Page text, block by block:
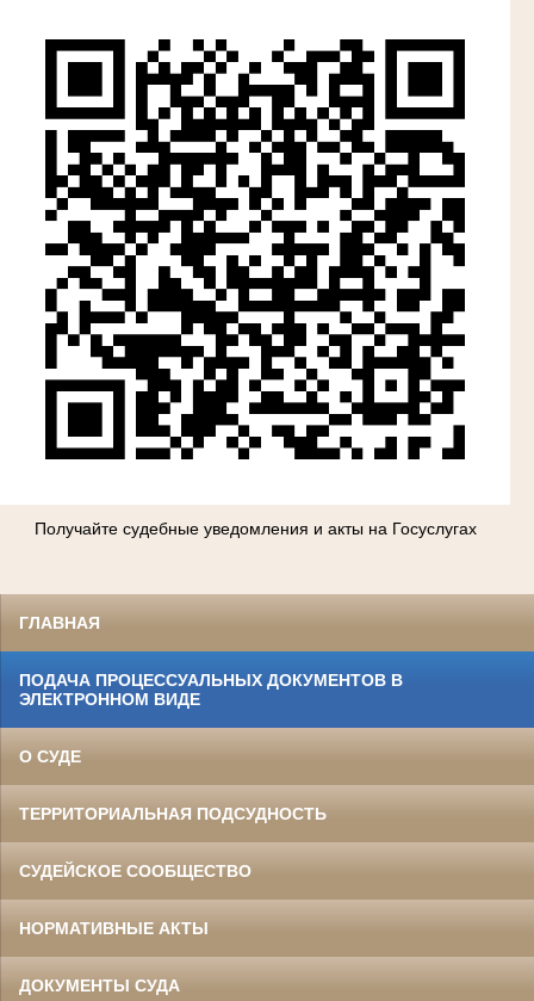
Получайте судебные уведомления и акты на Госуслугах
ГЛАВНАЯ
ПОДАЧА ПРОЦЕССУАЛЬНЫХ ДОКУМЕНТОВ В
ЭЛЕКТРОННОМ ВИДЕ
О СУДЕ
ТЕРРИТОРИАЛЬНАЯ ПОДСУДНОСТЬ
СУДЕЙСКОЕ СООБЩЕСТВО
НОРМАТИВНЫЕ АКТЫ
ДОКУМЕНТЫ СУДА